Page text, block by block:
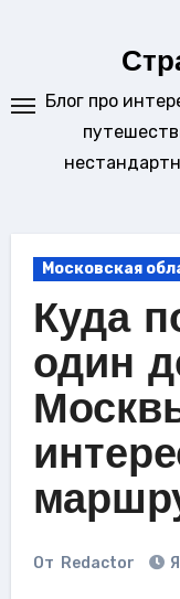
Блог про
Московская
Куда
один
От Redactor